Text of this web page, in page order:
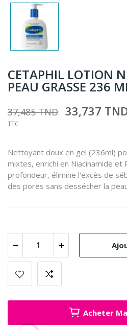
CETAPHIL LOTION
PEAU GRASSE 236
37,485 TND 33,737
TTC
Nettoyant doux en gel (236ml)
mixtes, enrichi en Niacinamide et
profondeur, élimine l'excès de
des pores sans dessécher la
Acheter